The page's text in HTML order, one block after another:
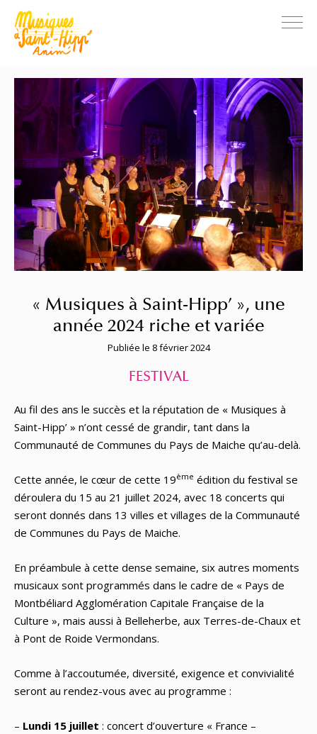
« Musiques à Saint-Hipp’ », une
année 2024 riche et variée
Publiée le 8 février 2024
FESTIVAL
Au fil des ans le succès et la réputation de « Musiques à
Saint-Hipp’ » n’ont cessé de grandir, tant dans la
Communauté de Communes du Pays de Maiche qu’au-delà.
Cette année, le cœur de cette 19ème édition du festival se
déroulera du 15 au 21 juillet 2024, avec 18 concerts qui
seront donnés dans 13 villes et villages de la Communauté
de Communes du Pays de Maiche.
En préambule à cette dense semaine, six autres moments
musicaux sont programmés dans le cadre de « Pays de
Montbéliard Agglomération Capitale Française de la
Culture », mais aussi à Belleherbe, aux Terres-de-Chaux et
à Pont de Roide Vermondans.
Comme à l’accoutumée, diversité, exigence et convivialité
seront au rendez-vous avec au programme :
– Lundi 15 juillet : concert d’ouverture « France –